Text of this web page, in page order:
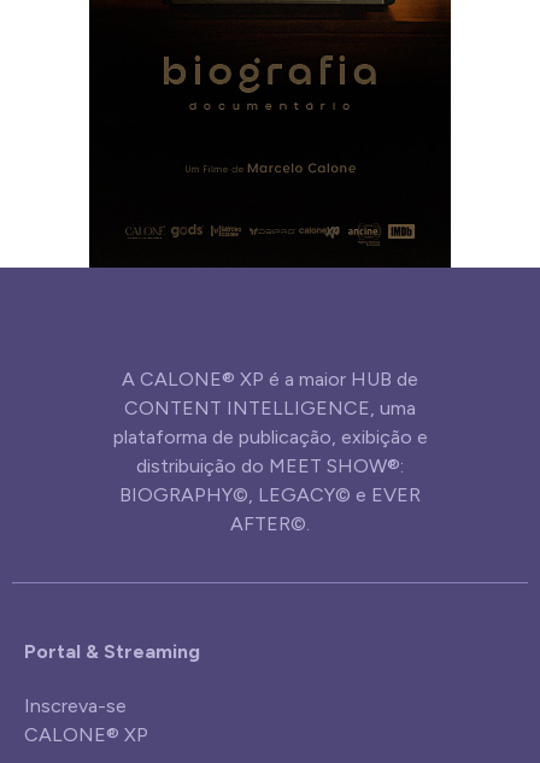
A CALONE® XP é a maior HUB de
CONTENT INTELLIGENCE, uma
plataforma de publicação, exibição e
distribuição do MEET SHOW®:
BIOGRAPHY©, LEGACY© e EVER
AFTER©.
Portal & Streaming
Inscreva-se
CALONE® XP